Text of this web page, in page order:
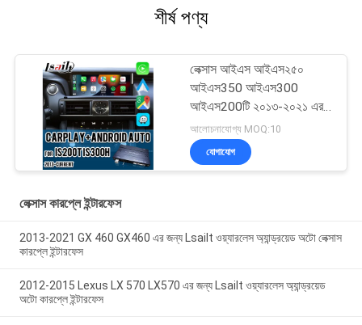
শীর্ষ পণ্য
লেক্সাস আইএস আইএস২৫০
আইএস350 আইএস300
আইএস200টি ২০১৩-২০২১ এর
জন্য লেক্সাস কারপ্লে ইন্টারফেস
আলোচনাযোগ্য MOQ:10
যোগাযোগ
লেক্সাস কারপ্লে ইন্টারফেস
2013-2021 GX 460 GX460 এর জন্য Lsailt ওয়্যারলেস অ্যান্ড্রয়েড অটো লেক্সাস
কারপ্লে ইন্টারফেস
2012-2015 Lexus LX 570 LX570 এর জন্য Lsailt ওয়্যারলেস অ্যান্ড্রয়েড
অটো কারপ্লে ইন্টারফেস